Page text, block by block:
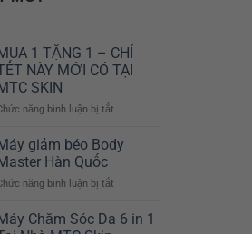
1 TẶNG 1 – CHỈ
NÀY MỚI CÓ TẠI
SKIN
năng bình luận bị tắt
1
TẶNG
TẾT
giảm béo Body
Hàn Quốc
năng bình luận bị tắt
giảm
Chăm Sóc Da 6 in 1